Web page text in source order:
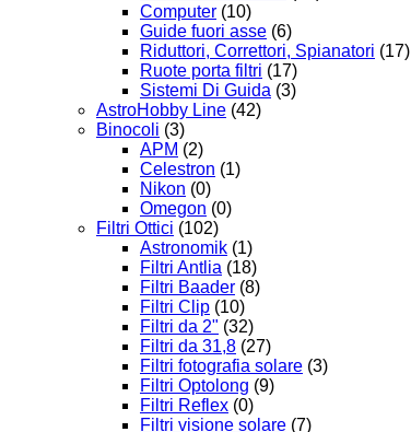
Computer (10)
Guide fuori asse (6)
Riduttori, Correttori, Spianatori (17)
Ruote porta filtri (17)
Sistemi Di Guida (3)
AstroHobby Line (42)
Binocoli (3)
APM (2)
Celestron (1)
Nikon (0)
Omegon (0)
Filtri Ottici (102)
Astronomik (1)
Filtri Antlia (18)
Filtri Baader (8)
Filtri Clip (10)
Filtri da 2" (32)
Filtri da 31,8 (27)
Filtri fotografia solare (3)
Filtri Optolong (9)
Filtri Reflex (0)
Filtri visione solare (7)